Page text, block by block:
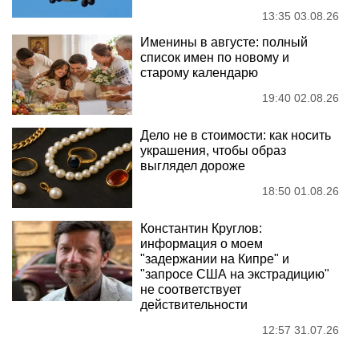
13:35 03.08.26
Именины в августе: полный
список имен по новому и
старому календарю
19:40 02.08.26
Дело не в стоимости: как носить
украшения, чтобы образ
выглядел дороже
18:50 01.08.26
Константин Круглов:
информация о моем
"задержании на Кипре" и
"запросе США на экстрадицию"
не соответствует
действительности
12:57 31.07.26